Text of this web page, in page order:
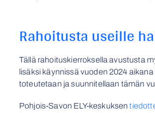
Rahoitusta useille
Tällä rahoituskierroksella avustusta
lisäksi käynnissä vuoden 2024
toteutetaan ja suunnitellaan tämän
Pohjois-Savon ELY-keskuksen